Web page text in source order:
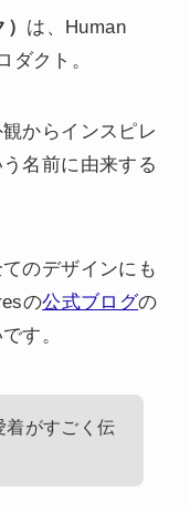
は、Human
ダクト。
からインスピレ
名前に由来する
のデザインにも
の公式ブログの
す。
着がすごく伝